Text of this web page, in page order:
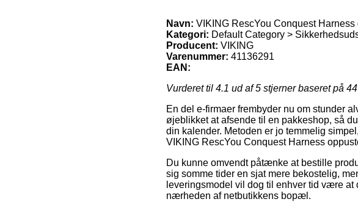
Navn: VIKING RescYou Conquest
Kategori: Default Category >
Producent: VIKING
Varenummer: 41136291
EAN:
Vurderet til 4.1 ud af 5 stjerner baseret på 44
En del e-firmaer frembyder nu om stunder
øjeblikket at afsende til en pakkeshop, så
din kalender. Metoden er jo temmelig
VIKING RescYou Conquest Harness
Du kunne omvendt påtænke at bestille
sig somme tider en sjat mere bekostelig,
leveringsmodel vil dog til enhver tid være
nærheden af netbutikkens bopæl.